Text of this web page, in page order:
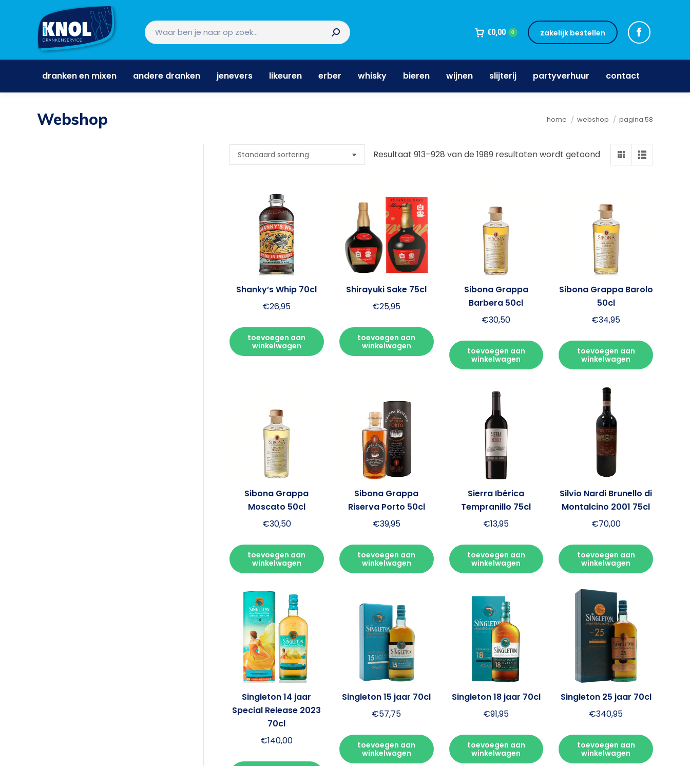
€0,00 0 zakelijk bestellen
dranken en mixen andere dranken jenevers likeuren erber whisky bieren wijnen slijterij partyverhuur contact
Webshop Je bent hier:
home webshop pagina 58
Resultaat 913–928 van de 1989 resultaten wordt getoond
Shanky’s Whip 70cl
€26,95
toevoegen aan
winkelwagen
Shirayuki Sake 75cl
€25,95
toevoegen aan
winkelwagen
Sibona Grappa
Barbera 50cl
€30,50
toevoegen aan
winkelwagen
Sibona Grappa Barolo
50cl
€34,95
toevoegen aan
winkelwagen
Sibona Grappa
Moscato 50cl
€30,50
toevoegen aan
winkelwagen
Sibona Grappa
Riserva Porto 50cl
€39,95
toevoegen aan
winkelwagen
Sierra Ibérica
Tempranillo 75cl
€13,95
toevoegen aan
winkelwagen
Silvio Nardi Brunello di
Montalcino 2001 75cl
€70,00
toevoegen aan
winkelwagen
Singleton 14 jaar
Special Release 2023
70cl
€140,00
Singleton 15 jaar 70cl
€57,75
toevoegen aan
winkelwagen
Singleton 18 jaar 70cl
€91,95
toevoegen aan
winkelwagen
Singleton 25 jaar 70cl
€340,95
toevoegen aan
winkelwagen
dranken en mixen